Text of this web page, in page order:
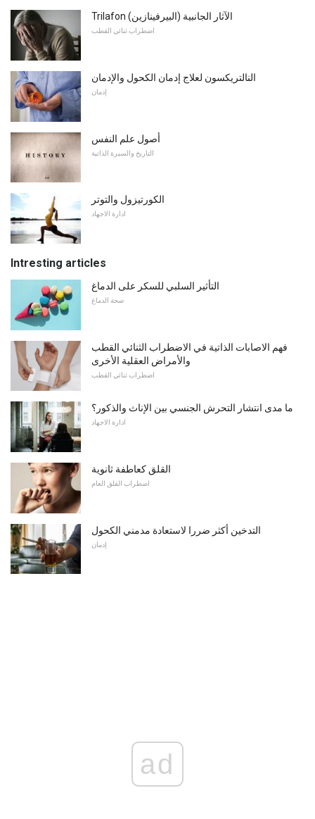
Trilafon (البيرفينازين) الآثار الجانبية
اضطراب ثنائي القطب
النالتريكسون لعلاج إدمان الكحول والإدمان
إدمان
أصول علم النفس
التاريخ والسيرة الذاتية
الكورتيزول والتوتر
ادارة الاجهاد
Intresting articles
التأثير السلبي للسكر على الدماغ
صحة الدماغ
فهم الاصابات الذاتية في الاضطراب الثنائي القطب
والأمراض العقلية الأخرى
اضطراب ثنائي القطب
ما مدى انتشار التحرش الجنسي بين الإناث والذكور؟
ادارة الاجهاد
القلق كعاطفة ثانوية
اضطراب القلق العام
التدخين أكثر ضررا لاستعادة مدمني الكحول
إدمان
ad